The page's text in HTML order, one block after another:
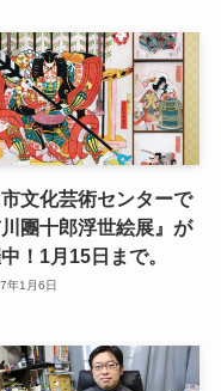
文化芸術センターで
川團十郎浮世絵展』が
！1月15日まで。
年1月6日